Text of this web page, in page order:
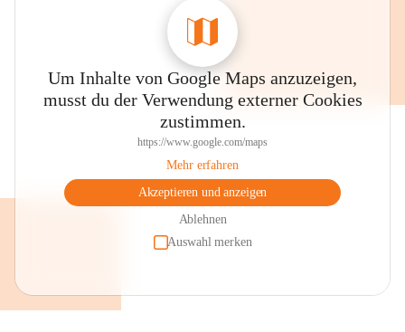
Um Inhalte von Google Maps anzuzeigen,
musst du der Verwendung externer Cookies
zustimmen.
https://www.google.com/maps
Mehr erfahren
Akzeptieren und anzeigen
Ablehnen
Auswahl merken